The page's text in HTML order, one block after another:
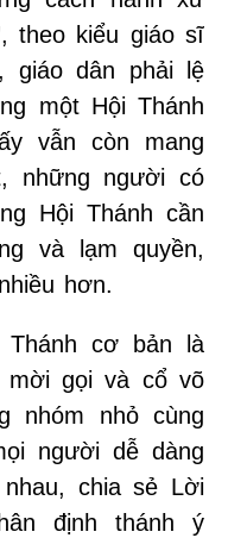
theo kiểu giáo sĩ
giáo dân phải lệ
một Hội Thánh
vẫn còn mang
những người có
Hội Thánh cần
và lạm quyền,
hơn.
Thánh cơ bản là
mời gọi và cổ võ
nhóm nhỏ cùng
người dễ dàng
chia sẻ Lời
định thánh ý